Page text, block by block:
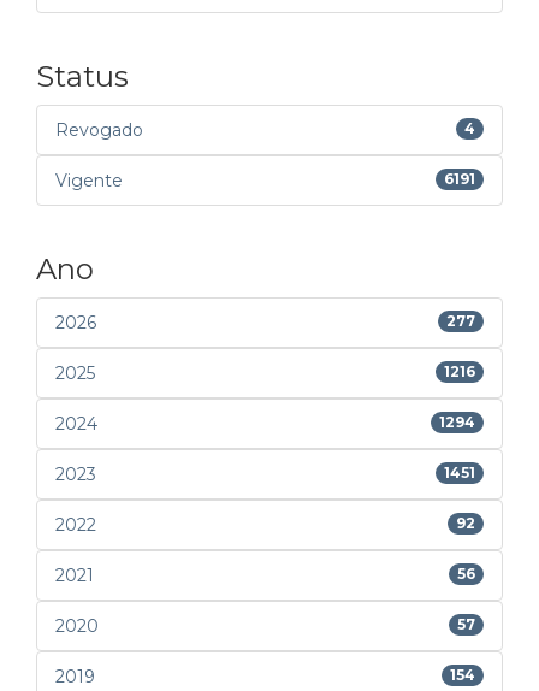
Status
Revogado 4
Vigente 6191
Ano
2026 277
2025 1216
2024 1294
2023 1451
2022 92
2021 56
2020 57
2019 154